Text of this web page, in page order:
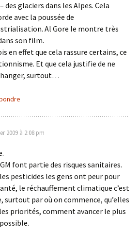
des glaciers dans les Alpes. Cela
avec la poussée de
Al Gore le montre très
son film.
en effet que cela rassure certains, ce
Et que cela justifie de ne
surtout…
2009 à 2:08 pm
font partie des risques sanitaires.
pesticides les gens ont peur pour
le réchauffement climatique c’est
surtout par où on commence, qu’elles
priorités, comment avancer le plus